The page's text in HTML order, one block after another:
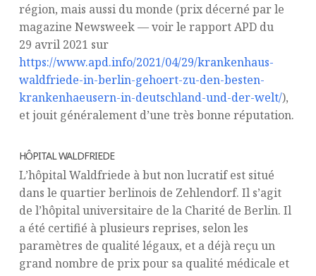
région, mais aussi du monde (prix décerné par le
magazine Newsweek — voir le rapport APD du
29 avril 2021 sur
https://www.apd.info/2021/04/29/krankenhaus-
waldfriede-in-berlin-gehoert-zu-den-besten-
krankenhaeusern-in-deutschland-und-der-welt/),
et jouit généralement d’une très bonne réputation.
HÔPITAL WALDFRIEDE
L’hôpital Waldfriede à but non lucratif est situé
dans le quartier berlinois de Zehlendorf. Il s’agit
de l’hôpital universitaire de la Charité de Berlin. Il
a été certifié à plusieurs reprises, selon les
paramètres de qualité légaux, et a déjà reçu un
grand nombre de prix pour sa qualité médicale et